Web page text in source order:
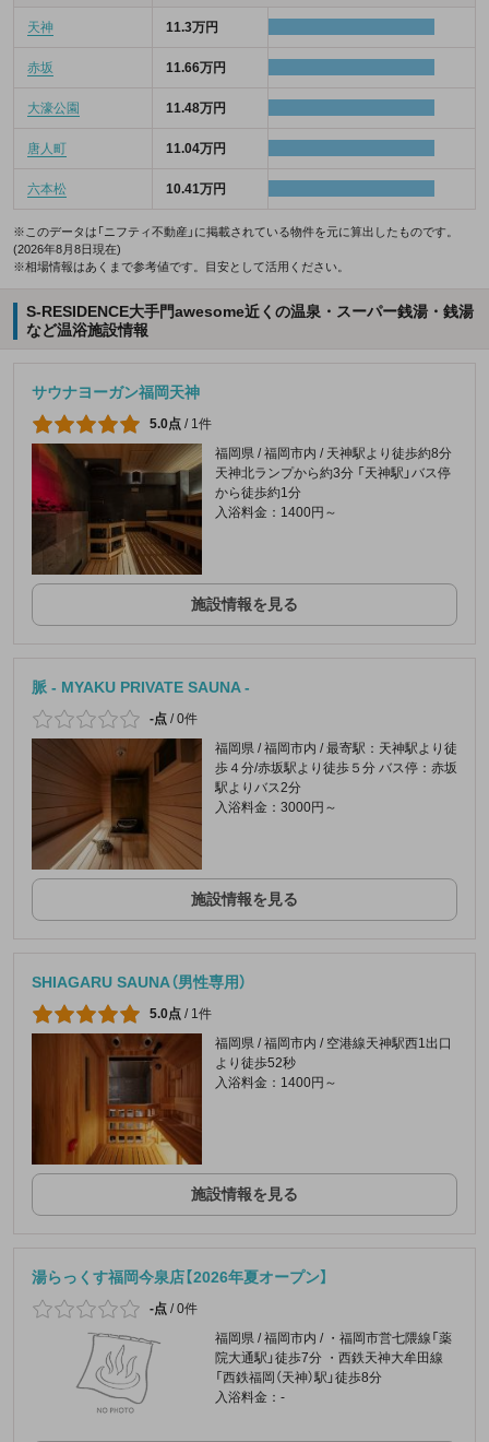
天神 11.3万円
赤坂 11.66万円
大濠公園 11.48万円
唐人町 11.04万円
六本松 10.41万円
※このデータは「ニフティ不動産」に掲載されている物件を元に算出したものです。
(2026年8月8日現在)
※相場情報はあくまで参考値です。目安として活用ください。
S-RESIDENCE大手門awesome近くの温泉・スーパー銭湯・銭湯
など温浴施設情報
サウナヨーガン福岡天神
5.0点 / 1件
福岡県 / 福岡市内 / 天神駅より徒歩約8分
天神北ランプから約3分 「天神駅」バス停
から徒歩約1分
入浴料金：1400円～
施設情報を見る
脈 - MYAKU PRIVATE SAUNA -
-点 /0件
福岡県 / 福岡市内 / 最寄駅：天神駅より徒
歩４分/赤坂駅より徒歩５分 バス停：赤坂
駅よりバス2分
入浴料金：3000円～
施設情報を見る
SHIAGARU SAUNA（男性専用）
5.0点 / 1件
福岡県 / 福岡市内 / 空港線天神駅西1出口
より徒歩52秒
入浴料金：1400円～
施設情報を見る
湯らっくす福岡今泉店【2026年夏オープン】
-点 /0件
福岡県 / 福岡市内 / ・福岡市営七隈線「薬
院大通駅」徒歩7分 ・西鉄天神大牟田線
「西鉄福岡（天神）駅」徒歩8分
入浴料金：-